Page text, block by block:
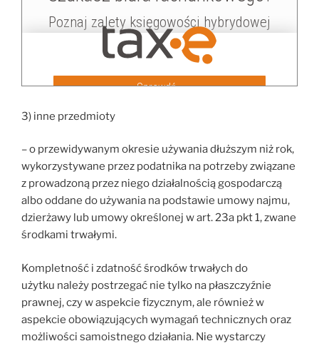
3) inne przedmioty
– o przewidywanym okresie używania dłuższym niż rok,
wykorzystywane przez podatnika na potrzeby związane
z prowadzoną przez niego działalnością gospodarczą
albo oddane do używania na podstawie umowy najmu,
dzierżawy lub umowy określonej w art. 23a pkt 1, zwane
środkami trwałymi.
Kompletność i zdatność środków trwałych do
użytku należy postrzegać nie tylko na płaszczyźnie
prawnej, czy w aspekcie fizycznym, ale również w
aspekcie obowiązujących wymagań technicznych oraz
możliwości samoistnego działania. Nie wystarczy